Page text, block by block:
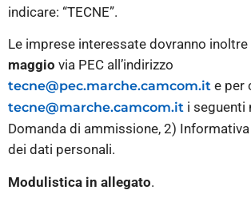
indicare: “TECNE”.
Le imprese interessate dovranno inoltre
maggio via PEC all’indirizzo
tecne@pec.marche.camcom.it e per
tecne@marche.camcom.it i seguenti
Domanda di ammissione, 2)
dei dati personali.
Modulistica in allegato.